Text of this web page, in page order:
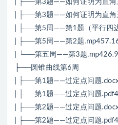
| ├──第3题——如何证明为直
| ├──第3题——如何证明为直
| ├──第5周——第1题（平行四
| ├──第5周——第2题
| └──第五周——第3题
├──圆锥曲线第6周
| ├──第1题——过定点问题
| ├──第1题——过定点问题
| ├──第2题——过定点问题
| ├──第2题——过定点问题